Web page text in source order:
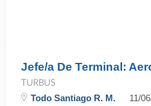
Jefe/a De Terminal:
TURBUS
Todo Santiago R. M. 11/